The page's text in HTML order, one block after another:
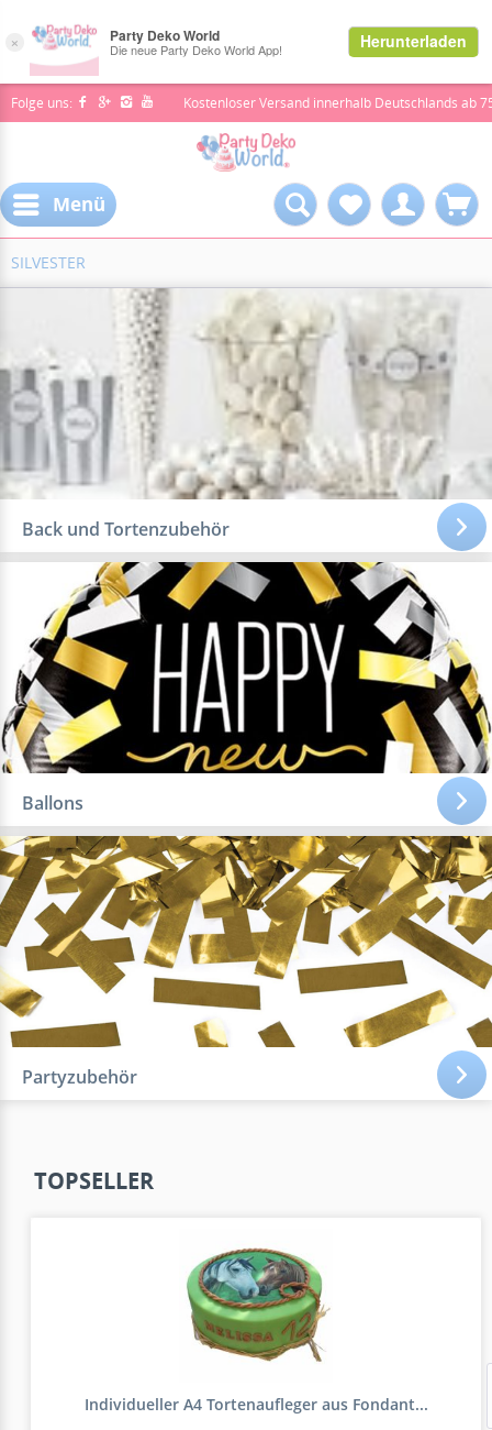
Folge uns: Kostenloser Versand innerhalb Deutschlands ab
Menü
SILVESTER
Back und Tortenzubehör
Ballons
Partyzubehör
TOPSELLER
Individueller A4 Tortenaufleger aus Fondant...